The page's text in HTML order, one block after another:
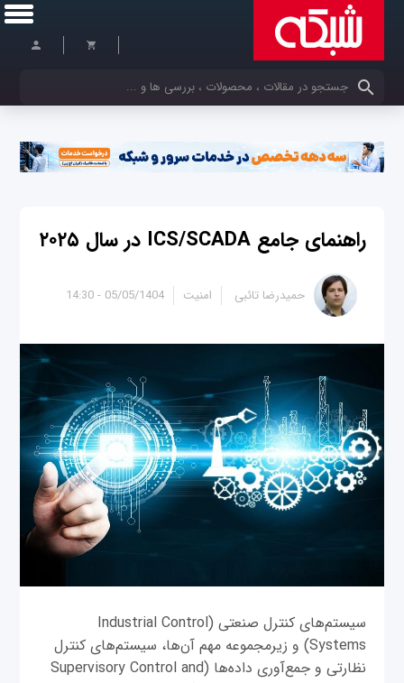
کلمات کلیدی خود را وارد کنید
راهنمای جامع ICS/SCADA در سال ۲۰۲۵
05/05/1404 - 14:30 حمیدرضا تائبی امنیت
سیستم‌های کنترل صنعتی (Industrial Control
Systems) و زیرمجموعه مهم آن‌ها، سیستم‌های کنترل
نظارتی و جمع‌آوری داده‌ها (Supervisory Control and